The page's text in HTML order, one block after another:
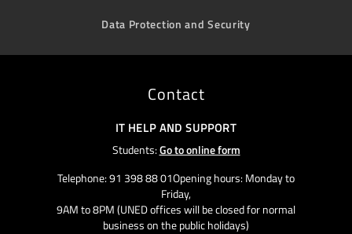
Data Protection and Security
Contact
IT HELP AND SUPPORT
Students:Go to online form
Telephone: 91 398 88 01Opening hours: Monday to
Friday,
9AM to 8PM (UNED offices will be closed for normal
business on the public holidays)